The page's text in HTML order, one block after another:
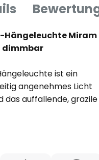
Hängeleuchte
dimmbar
ist ein
angenehmes Licht
auffallende, grazile
in zahlreiche
mit einer kleinen